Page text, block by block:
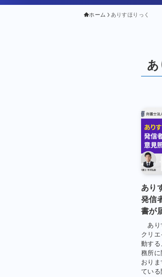
ホーム ありすほりっく
あ
あり
発信
書が
あり
クリ
動す
務所に
おり
ている